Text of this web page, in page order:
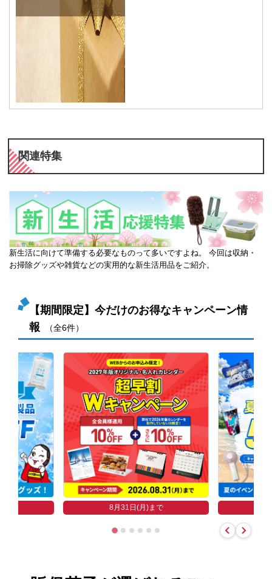
関連特集
新生活に向けて準備する必要なものって多いですよね。 今回は収納・
お掃除グッズや雑貨などの実用的な新生活用品をご紹介。
【期間限定】今だけのお得なキャンペーン情
報
（全6件）
8月31日(月)まで